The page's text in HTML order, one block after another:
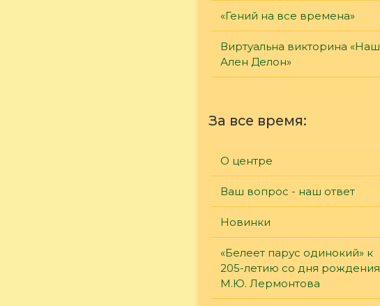
«Гений на все времена»
Виртуальна викторина «Наш
Ален Делон»
За все время:
О центре
Ваш вопрос - наш ответ
Новинки
«Белеет парус одинокий» к
205-летию со дня рождения
М.Ю. Лермонтова